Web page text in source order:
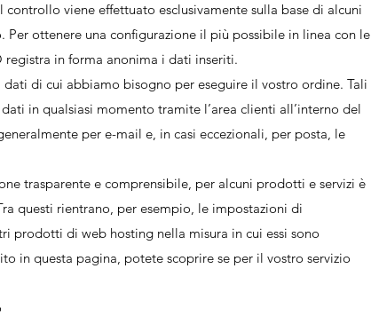
viene effettuato esclusivamente sulla base di alcuni
ottenere una configurazione il più possibile in linea con le
in forma anonima i dati inseriti.
di cui abbiamo bisogno per eseguire il vostro ordine. Tali
in qualsiasi momento tramite l’area clienti all’interno del
per e-mail e, in casi eccezionali, per posta, le
trasparente e comprensibile, per alcuni prodotti e servizi è
questi rientrano, per esempio, le impostazioni di
prodotti di web hosting nella misura in cui essi sono
in questa pagina, potete scoprire se per il vostro servizio